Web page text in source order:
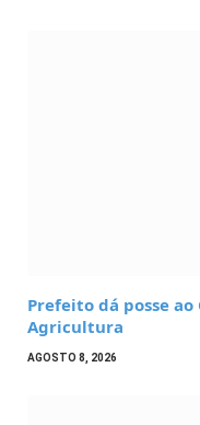
Prefeito dá posse
Agricultura
AGOSTO 8, 2026